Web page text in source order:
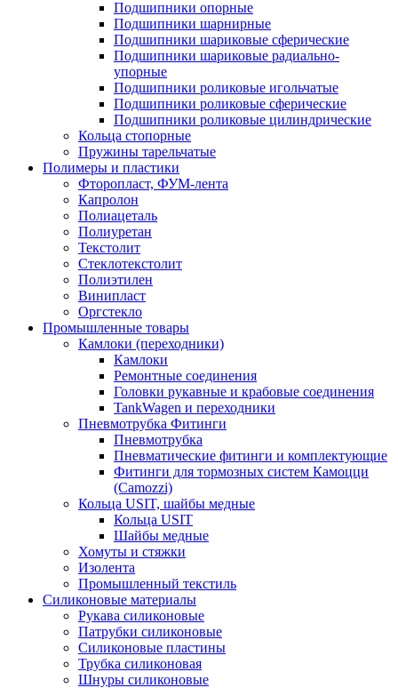
Подшипники опорные
Подшипники шарнирные
Подшипники шариковые сферические
Подшипники шариковые радиально-
упорные
Подшипники роликовые игольчатые
Подшипники роликовые сферические
Подшипники роликовые цилиндрические
Кольца стопорные
Пружины тарельчатые
Полимеры и пластики
Фторопласт, ФУМ-лента
Капролон
Полиацеталь
Полиуретан
Текстолит
Стеклотекстолит
Полиэтилен
Винипласт
Оргстекло
Промышленные товары
Камлоки (переходники)
Камлоки
Ремонтные соединения
Головки рукавные и крабовые соединения
TankWagen и переходники
Пневмотрубка Фитинги
Пневмотрубка
Пневматические фитинги и комплектующие
Фитинги для тормозных систем Камоцци
(Camozzi)
Кольца USIT, шайбы медные
Кольца USIT
Шайбы медные
Хомуты и стяжки
Изолента
Промышленный текстиль
Силиконовые материалы
Рукава силиконовые
Патрубки силиконовые
Силиконовые пластины
Трубка силиконовая
Шнуры силиконовые